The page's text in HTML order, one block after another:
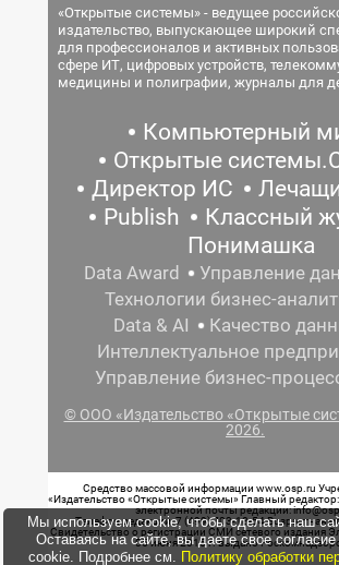
«Открытые системы» - ведущее
издательство, выпускающее широкий
для профессионалов и активных
сфере ИТ, цифровых устройств,
медицины и полиграфии, журналы для
Компьютерный
Открытые
Директор ИС
Publish
Классный
Понимашка
Data Award
Управление
Технологии бизнес-
Data & AI
Качество
Интеллектуальное
Управление бизнес-
© ООО «Издательство «Открытые
2026.
Средство массовой информации www.osp.ru
«Издательство «Открытые системы» Главный
электронной почты редакции:
Телефон редакции: 7 (499) 703-18-54 Возрастная
Свидетельство о регистрации СМИ сетевого издания
05 июня 2015 г. выдано
Мы используем cookie, чтобы сделать наш
Оставаясь на сайте, вы даете свое
cookie. Подробнее см. Политику обработки